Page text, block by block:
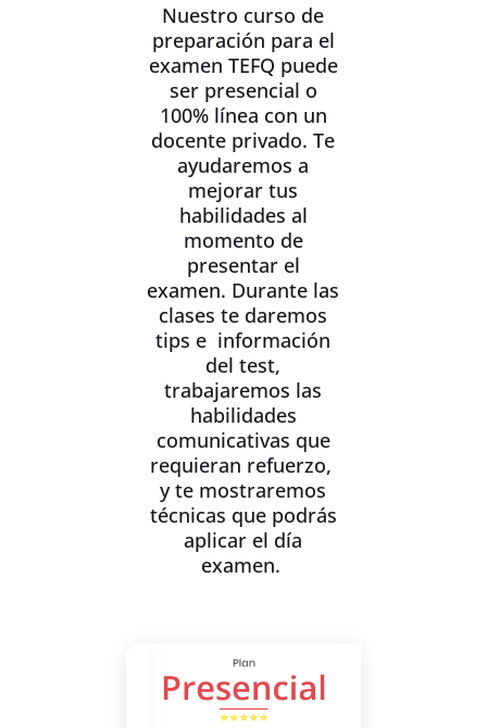
Nuestro curso de
preparación para el
examen TEFQ puede
ser presencial o
100% línea con un
docente privado. Te
ayudaremos a
mejorar tus
habilidades al
momento de
presentar el
examen. Durante las
clases te daremos
tips e información
del test,
trabajaremos las
habilidades
comunicativas que
requieran refuerzo,
y te mostraremos
técnicas que podrás
aplicar el día
examen.